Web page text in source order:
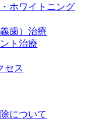
ホワイトニング
歯）治療
ト治療
セス
について